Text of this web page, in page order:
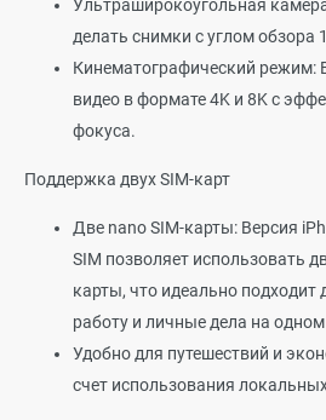
Ультраширокоугольная
делать снимки с углом обзора
Кинематографический режим:
видео в формате 4K и 8K с
фокуса.
Поддержка двух SIM-карт
Две nano SIM-карты: Версия
SIM позволяет использовать
карты, что идеально подходит
работу и личные дела на одном
Удобно для путешествий и
счет использования